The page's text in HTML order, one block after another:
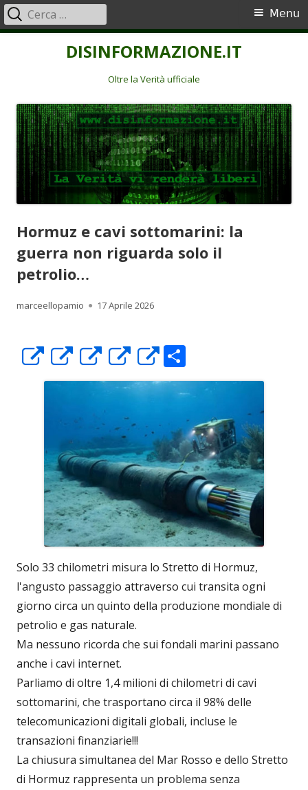
DISINFORMAZIONE.IT
Oltre la Verità ufficiale
Menu
principale
Menu
Ricerca
per:
Hormuz e cavi sottomarini: la
guerra non riguarda solo il
petrolio…
Autore
marceellopamio Pubblicato
17 Aprile 2026
Apre
in
nuova
finestra
Apre
in
una
nuova
finestra
Apre
in
una
nuova
finestra
Apre
in
una
nuova
finestra
Apre
in
una
nuova
finestra
o
n
di
vi
di
Solo 33 chilometri misura lo Stretto di Hormuz,
l'angusto passaggio attraverso cui transita ogni
giorno circa un quinto della produzione mondiale di
petrolio e gas naturale.
Ma nessuno ricorda che sui fondali marini passano
anche i cavi internet.
Parliamo di oltre 1,4 milioni di chilometri di cavi
sottomarini, che trasportano circa il 98% delle
telecomunicazioni digitali globali, incluse le
transazioni finanziarie!!!
La chiusura simultanea del Mar Rosso e dello Stretto
di Hormuz rappresenta un problema senza